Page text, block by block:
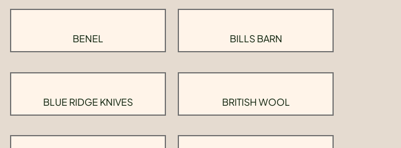
BENEL BILLS BARN
BLUE RIDGE KNIVES BRITISH WOOL